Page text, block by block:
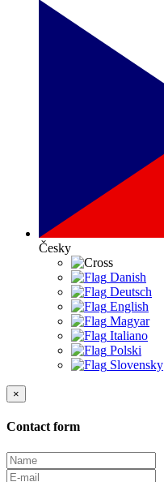
Česky
Danish
Deutsch
English
Magyar
Italiano
Polski
Slovensky
×
Contact form